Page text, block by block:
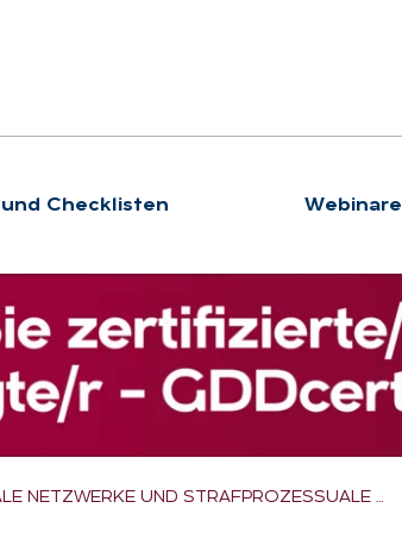
Checklisten We­bi­na­re
NETZWERKE UND STRAFPROZESSUALE …